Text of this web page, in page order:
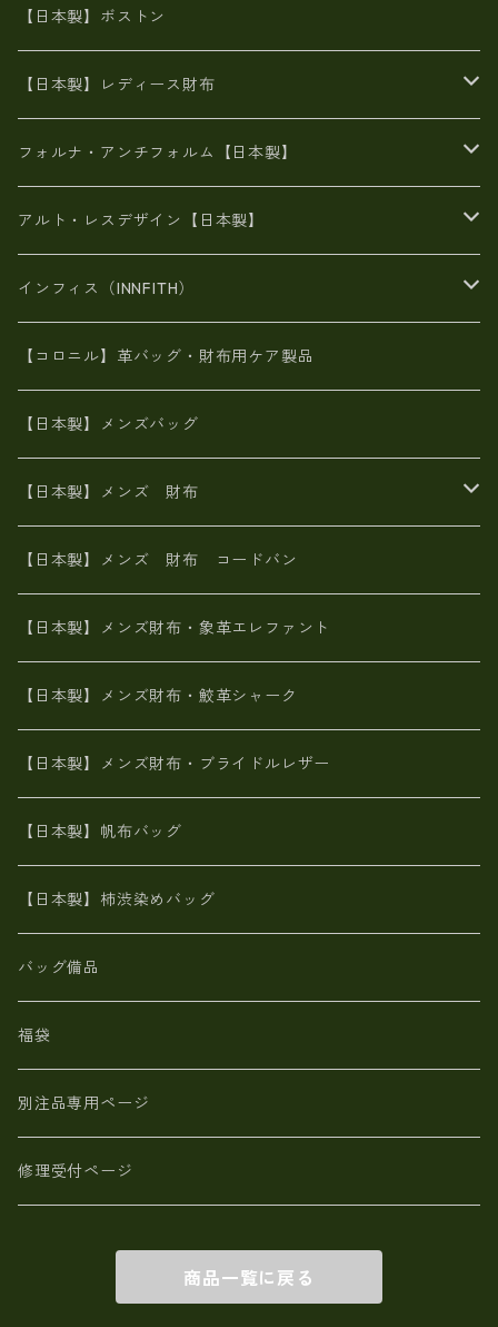
エナメル
がま口
リネン
メタリック
スエード
8号帆布
財布ポシェット
牛革
メタリック
オイルレザー
６号蝋引き帆布
豊岡製品
エナメルクロコ
がま口
斜め掛け
豊岡
豊岡製
牛革
日本製
帆布
【日本製】ボストン
【日本製】レディース財布
二つ折り財布
がま口財布
スペインレザー
メタリック
長財布
スペインレザー
佐賀牛革
革友禅染め
ポーテッド
L字ファスナー財布
スペインレザー
革友禅染め
メタリック
ポーチ
ヌメ革
革友禅染め
財布ショルダー
ヌメ革
がま口財布
革友禅染め
山羊革
火山灰染め
名刺入れ・キーケース、他
フォルナ・アンチフォルム【日本製】
BAG
財布・小物
アルト・レスデザイン【日本製】
BAG
財布・小物
インフィス（INNFITH）
BAG
財布・小物
【コロニル】革バッグ・財布用ケア製品
【日本製】メンズバッグ
【日本製】メンズ 財布
象革エレファント【日本製】メンズ 財布
鮫革シャーク【日本製】メンズ 財布
ブライドルレザー【日本製】メンズ 財布
MAISON de HIROAN 【日本製】メンズ 財布
栃木レザー 【日本製】メンズ 財布
革小物・財布【日本製】メンズ レディース
【日本製】メンズ 財布 アザラシ革(シールスキン)
【日本製】メンズ 財布 コードバン
【日本製】メンズ財布・象革エレファント
【日本製】メンズ財布・鮫革シャーク
【日本製】メンズ財布・ブライドルレザー
【日本製】帆布バッグ
【日本製】柿渋染めバッグ
バッグ備品
福袋
別注品専用ページ
修理受付ページ
商品一覧に戻る